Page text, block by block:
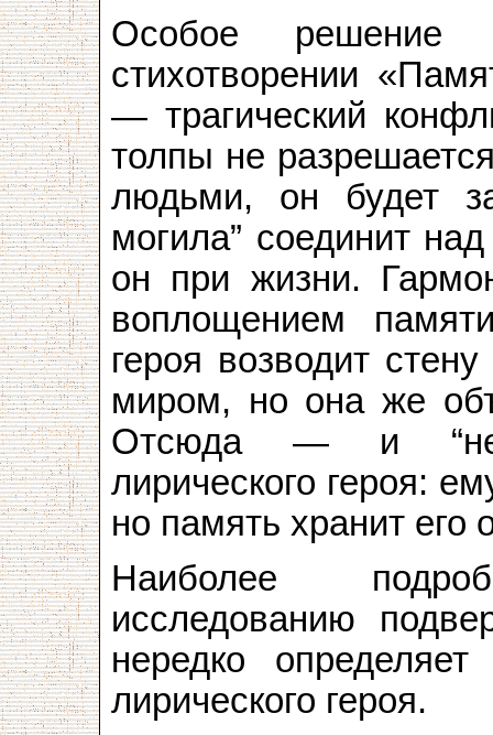
Особое
стихотворении
— трагический
толпы не
людьми, он будет
могила” соединит
он при жизни.
воплощением
героя возводит
миром, но она же
Отсюда — и
лирического героя:
но память хранит его
Наиболее
исследованию
нередко
лирического героя.